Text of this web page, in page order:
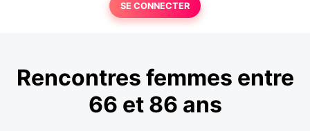
SE CONNECTER
Rencontres femmes entre
66 et 86 ans